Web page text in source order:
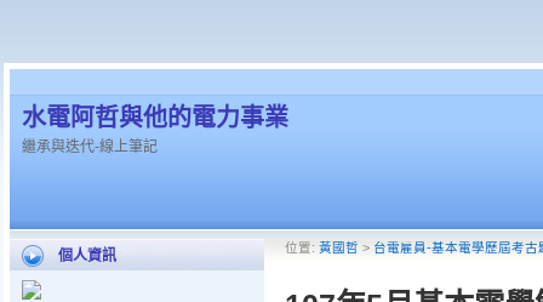
水電阿哲與他的電力事業
繼承與迭代-線上筆記
個人資訊 位置: 黃國哲 > 台電雇員-基本電學歷屆考古